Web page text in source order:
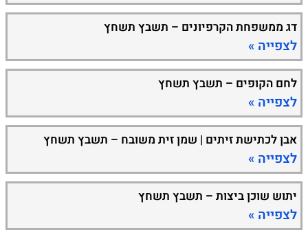
דג ממשפחת הקרפיונים – תשבץ תשחץ
לצפייה »
לחם הקופים – תשבץ תשחץ
לצפייה »
אבן לכתישת זיתים | שמן זית משובח – תשבץ תשחץ
לצפייה »
יתוש שוכן ביצות – תשבץ תשחץ
לצפייה »